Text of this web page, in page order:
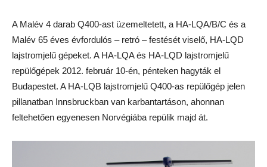
A Malév 4 darab Q400-ast üzemeltetett, a HA-LQA/B/C és a
Malév 65 éves évfordulós – retró – festését viselő, HA-LQD
lajstromjelű gépeket. A HA-LQA és HA-LQD lajstromjelű
repülőgépek 2012. február 10-én, pénteken hagyták el
Budapestet. A HA-LQB lajstromjelű Q400-as repülőgép jelen
pillanatban Innsbruckban van karbantartáson, ahonnan
feltehetően egyenesen Norvégiába repülik majd át.